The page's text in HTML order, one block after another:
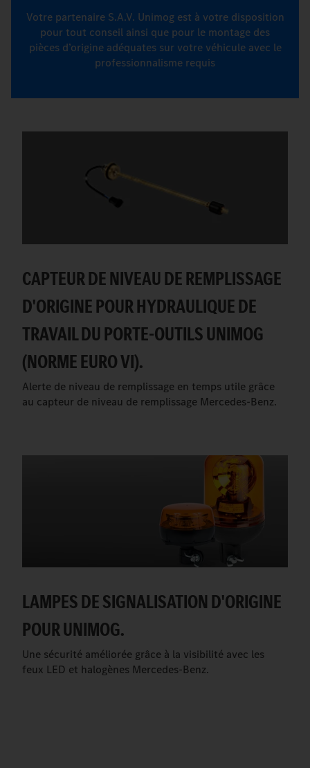
Votre partenaire S.A.V. Unimog est à votre disposition
pour tout conseil ainsi que pour le montage des
pièces d’origine adéquates sur votre véhicule avec le
professionnalisme requis
CAPTEUR DE NIVEAU DE REMPLISSAGE
D'ORIGINE POUR HYDRAULIQUE DE
TRAVAIL DU PORTE-OUTILS UNIMOG
(NORME EURO VI).
Alerte de niveau de remplissage en temps utile grâce
au capteur de niveau de remplissage Mercedes-Benz.
LAMPES DE SIGNALISATION D'ORIGINE
POUR UNIMOG.
Une sécurité améliorée grâce à la visibilité avec les
feux LED et halogènes Mercedes-Benz.